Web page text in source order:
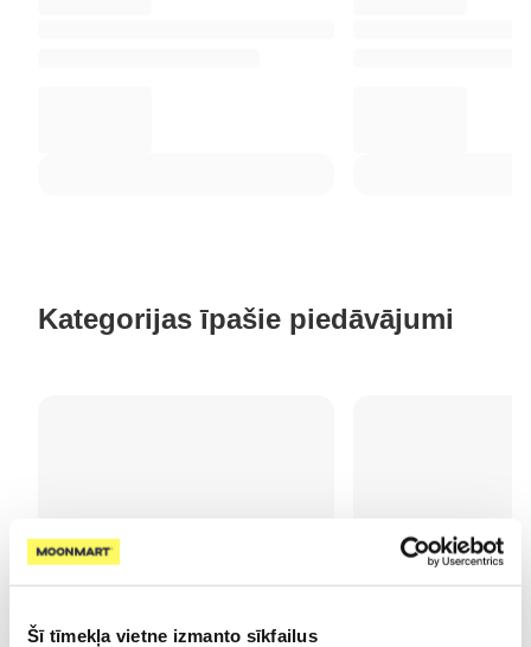
Šī tīmekļa vietne izmanto sīkfailus
Kategorijas īpašie piedāvājumi